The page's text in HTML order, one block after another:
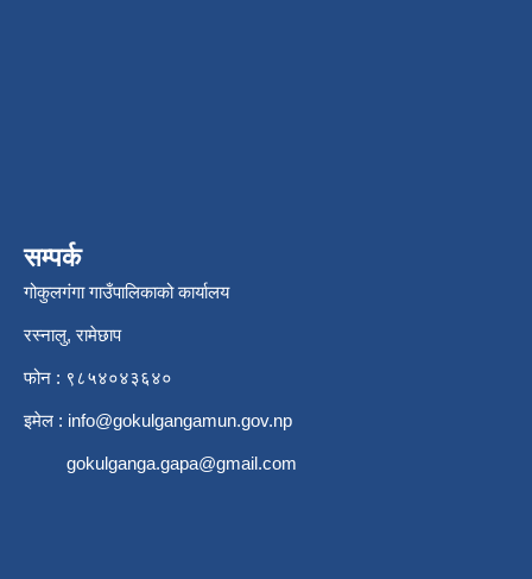
सम्पर्क
गोकुलगंगा गाउँपालिकाको कार्यालय
रस्नालु, रामेछाप
फोन : ९८५४०४३६४०
इमेल : info@gokulgangamun.gov.np
gokulganga.gapa@gmail.com